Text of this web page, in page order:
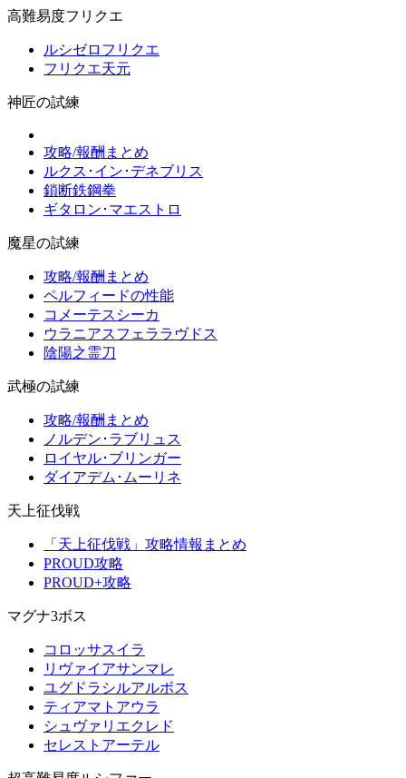
高難易度フリクエ
ルシゼロフリクエ
フリクエ天元
神匠の試練
攻略/報酬まとめ
ルクス･イン･デネブリス
鎖断鉄鋼拳
ギタロン･マエストロ
魔星の試練
攻略/報酬まとめ
ペルフィードの性能
コメーテスシーカ
ウラニアスフェララヴドス
陰陽之霊刀
武極の試練
攻略/報酬まとめ
ノルデン･ラブリュス
ロイヤル･ブリンガー
ダイアデム･ムーリネ
天上征伐戦
「天上征伐戦」攻略情報まとめ
PROUD攻略
PROUD+攻略
マグナ3ボス
コロッサスイラ
リヴァイアサンマレ
ユグドラシルアルボス
ティアマトアウラ
シュヴァリエクレド
セレストアーテル